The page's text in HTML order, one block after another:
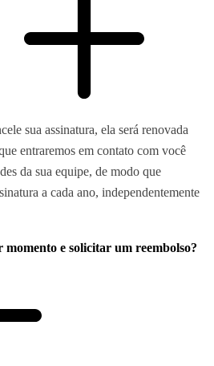
sua assinatura, ela será renovada
entraremos em contato com você
da sua equipe, de modo que
a cada ano, independentemente
momento e solicitar um reembolso?